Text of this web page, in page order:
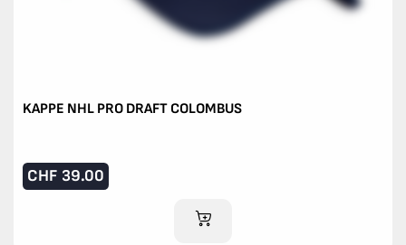
KAPPE NHL PRO DRAFT COLOMBUS
CHF 39.00
IM WARENKORB